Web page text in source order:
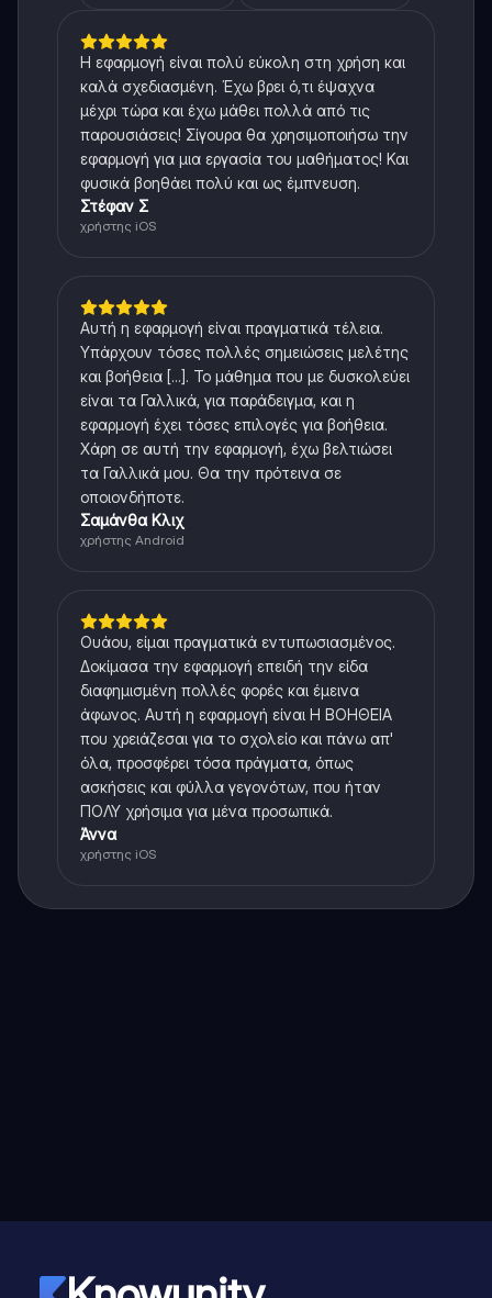
Η εφαρμογή είναι πολύ εύκολη στη χρήση και
καλά σχεδιασμένη. Έχω βρει ό,τι έψαχνα
μέχρι τώρα και έχω μάθει πολλά από τις
παρουσιάσεις! Σίγουρα θα χρησιμοποιήσω την
εφαρμογή για μια εργασία του μαθήματος! Και
φυσικά βοηθάει πολύ και ως έμπνευση.
Στέφαν Σ
χρήστης iOS
Αυτή η εφαρμογή είναι πραγματικά τέλεια.
Υπάρχουν τόσες πολλές σημειώσεις μελέτης
και βοήθεια [...]. Το μάθημα που με δυσκολεύει
είναι τα Γαλλικά, για παράδειγμα, και η
εφαρμογή έχει τόσες επιλογές για βοήθεια.
Χάρη σε αυτή την εφαρμογή, έχω βελτιώσει
τα Γαλλικά μου. Θα την πρότεινα σε
οποιονδήποτε.
Σαμάνθα Κλιχ
χρήστης Android
Ουάου, είμαι πραγματικά εντυπωσιασμένος.
Δοκίμασα την εφαρμογή επειδή την είδα
διαφημισμένη πολλές φορές και έμεινα
άφωνος. Αυτή η εφαρμογή είναι Η ΒΟΗΘΕΙΑ
που χρειάζεσαι για το σχολείο και πάνω απ'
όλα, προσφέρει τόσα πράγματα, όπως
ασκήσεις και φύλλα γεγονότων, που ήταν
ΠΟΛΥ χρήσιμα για μένα προσωπικά.
Άννα
χρήστης iOS